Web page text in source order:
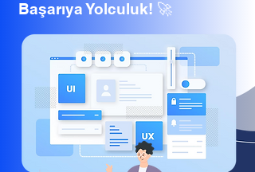
Başarıya Yolculuk! 🚀